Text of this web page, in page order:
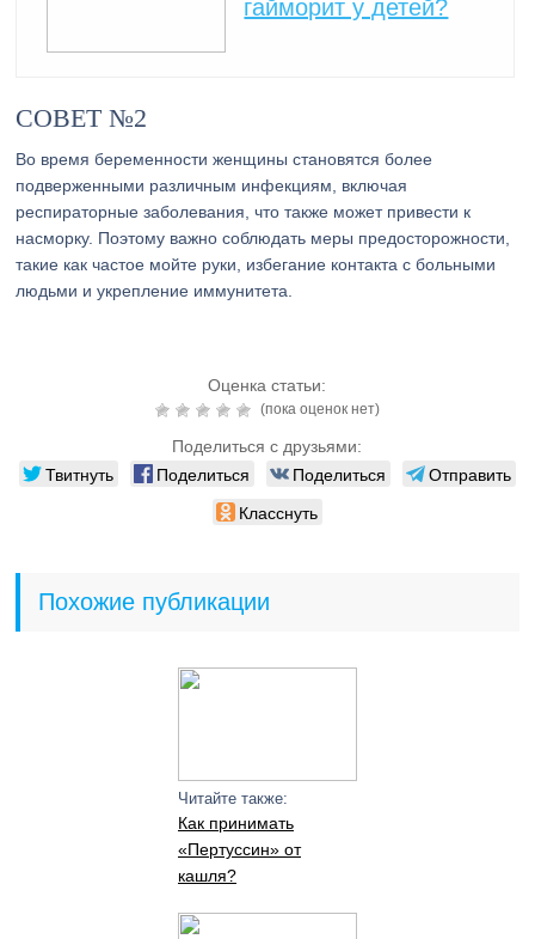
гайморит у детей?
СОВЕТ №2
Во время беременности женщины становятся более
подверженными различным инфекциям, включая
респираторные заболевания, что также может привести к
насморку. Поэтому важно соблюдать меры предосторожности,
такие как частое мойте руки, избегание контакта с больными
людьми и укрепление иммунитета.
Оценка статьи:
(пока оценок нет)
Поделиться с друзьями:
Твитнуть Поделиться Поделиться
Отправить
Класснуть
Похожие публикации
Читайте также:
Как принимать
«Пертуссин» от
кашля?